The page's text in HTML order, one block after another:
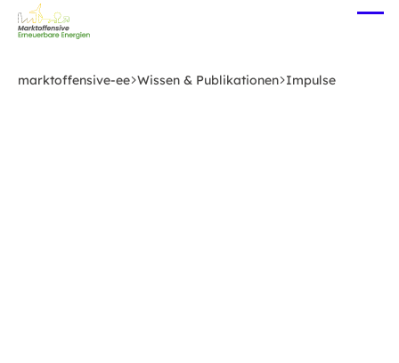
Zum
Hauptinhalt
marktoffensive-ee Wissen & Publikationen Impulse